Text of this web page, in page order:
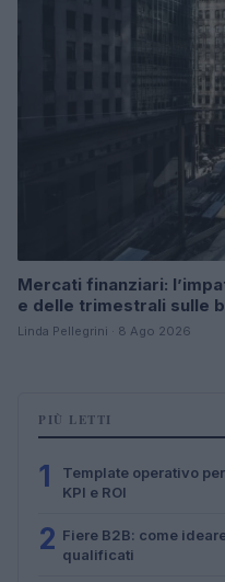
Mercati finanziari:
e delle trimestrali sulle
Linda Pellegrini · 8 Ago 2026
PIÙ LETTI
1
Template operativo
KPI e ROI
2 Fiere B2B: come
qualificati